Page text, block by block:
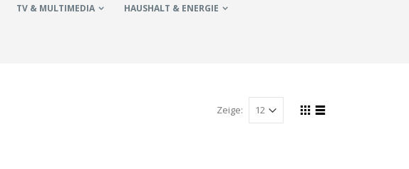
TV & MULTIMEDIA HAUSHALT & ENERGIE
Zeige: